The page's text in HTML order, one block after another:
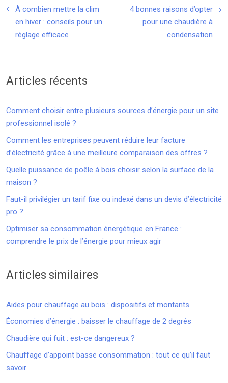
À combien mettre la clim
en hiver : conseils pour un
réglage efficace
4 bonnes raisons d’opter
pour une chaudière à
condensation
Articles récents
Comment choisir entre plusieurs sources d’énergie pour un site
professionnel isolé ?
Comment les entreprises peuvent réduire leur facture
d’électricité grâce à une meilleure comparaison des offres ?
Quelle puissance de poêle à bois choisir selon la surface de la
maison ?
Faut-il privilégier un tarif fixe ou indexé dans un devis d’électricité
pro ?
Optimiser sa consommation énergétique en France :
comprendre le prix de l’énergie pour mieux agir
Articles similaires
Aides pour chauffage au bois : dispositifs et montants
Économies d’énergie : baisser le chauffage de 2 degrés
Chaudière qui fuit : est-ce dangereux ?
Chauffage d’appoint basse consommation : tout ce qu’il faut
savoir